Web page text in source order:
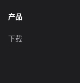
产品
下载